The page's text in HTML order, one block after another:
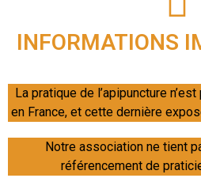
INFORMATIONS
La pratique de l’apipuncture
en France, et cette dernière
Notre association ne tient
référencement de